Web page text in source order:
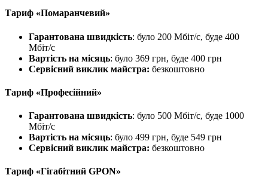
Тариф «Помаранчевий»
Гарантована швидкість: було 200 Мбіт/с, буде 400
Мбіт/с
Вартість на місяць: було 369 грн, буде 400 грн
Сервісний виклик майстра: безкоштовно
Тариф «Професійний»
Гарантована швидкість: було 500 Мбіт/с, буде 1000
Мбіт/с
Вартість на місяць: було 499 грн, буде 549 грн
Сервісний виклик майстра: безкоштовно
Тариф «Гігабітний GPON»